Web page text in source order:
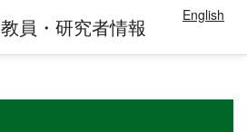
教員・研究者情報 English